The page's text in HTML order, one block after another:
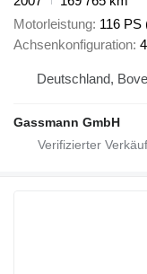
Motorleistung 116 PS
Achsenkonfiguration
Deutschland,
Gassmann GmbH